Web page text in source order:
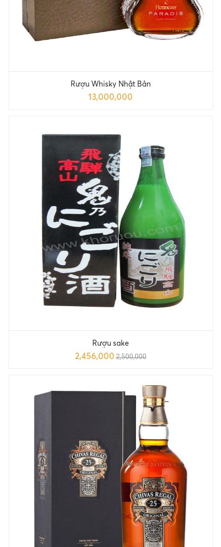
Rượu Whisky Nhật Bản
13,000,000
Rượu sake
2,456,000 2,500,000